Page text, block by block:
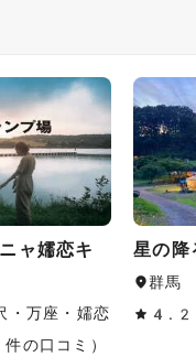
ャ嬬恋キ
万座・嬬恋
口コミ）
星の降
群馬